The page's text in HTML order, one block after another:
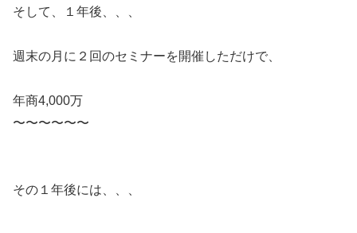
そして、１年後、、、
週末の月に２回のセミナーを開催しただけで、
年商4,000万
〜〜〜〜〜〜
その１年後には、、、